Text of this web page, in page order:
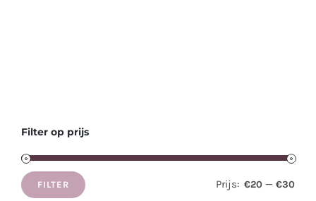
Filter op prijs
Min.
Max.
FILTER Prijs: €20 — €30